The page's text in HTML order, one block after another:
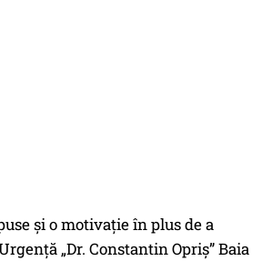
și o motivație în plus de a
„Dr. Constantin Opriș” Baia